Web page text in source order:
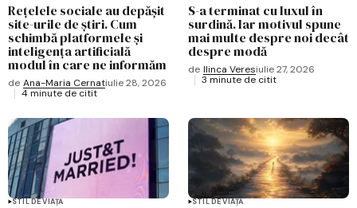
Rețelele sociale au depășit
site-urile de știri. Cum
schimbă platformele și
inteligența artificială
modul în care ne informăm
de Ana-Maria Cernatiulie 28, 2026
4 minute de citit
S-a terminat cu luxul în
surdină. Iar motivul spune
mai multe despre noi decât
despre modă
de Ilinca Veresiulie 27, 2026
3 minute de citit
STIL DE VIAȚĂ STIL DE VIAȚĂ